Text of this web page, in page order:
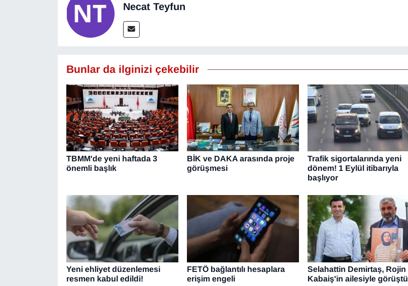
Necat Teyfun
Bunlar da ilginizi çekebilir
TBMM'de yeni haftada 3
önemli başlık
BİK ve DAKA arasında proje
görüşmesi
Trafik sigortalarında yeni
dönem! 1 Eylül itibarıyla
başlıyor
Yeni ehliyet düzenlemesi
resmen kabul edildi!
FETÖ bağlantılı hesaplara
erişim engeli
Selahattin Demirtaş, Rojin
Kabaiş'in ailesiyle görüştü